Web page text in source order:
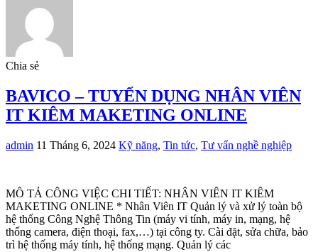
Chia sẻ
BAVICO – TUYỂN DỤNG NHÂN VIÊN
IT KIÊM MAKETING ONLINE
admin 11 Tháng 6, 2024 Kỹ năng, Tin tức, Tư vấn nghề nghiệp
MÔ TẢ CÔNG VIỆC CHI TIẾT: NHÂN VIÊN IT KIÊM
MAKETING ONLINE * Nhân Viên IT Quản lý và xử lý toàn bộ
hệ thống Công Nghệ Thông Tin (máy vi tính, máy in, mạng, hệ
thống camera, điện thoại, fax,…) tại công ty. Cài đặt, sửa chữa, bảo
trì hệ thống máy tính, hệ thống mạng. Quản lý các